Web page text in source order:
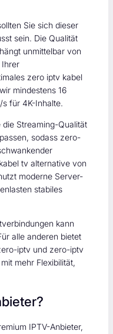
Sie sich dieser
sein. Die Qualität
unmittelbar von
Ihrer
zero iptv kabel
mindestens 16
für 4K-Inhalte.
Streaming-Qualität
sodass zero-
tv alternative von
moderne Server-
stabiles
kann
alle anderen bietet
iptv und zero-iptv
mehr Flexibilität,
IPTV-Anbieter,